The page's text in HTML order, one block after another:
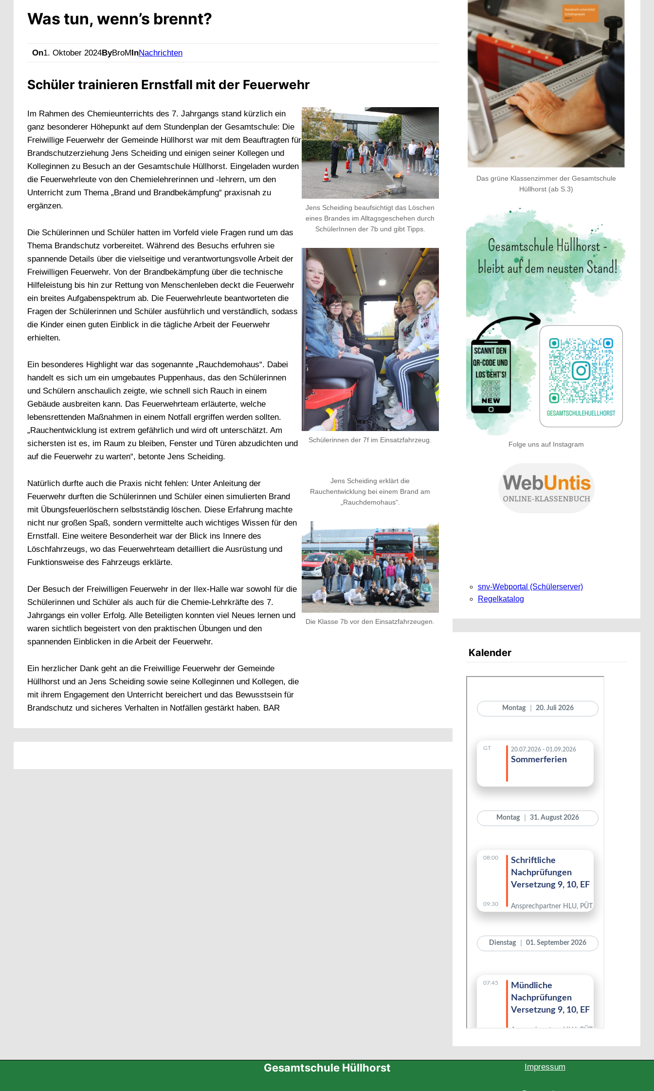
Was tun, wenn’s brennt?
On1. Oktober 2024ByBroM InNachrichten
Schüler trainieren Ernstfall mit der Feuerwehr
Im Rahmen des Chemieunterrichts des 7. Jahrgangs stand kürzlich ein
ganz besonderer Höhepunkt auf dem Stundenplan der Gesamtschule: Die
Freiwillige Feuerwehr der Gemeinde Hüllhorst war mit dem Beauftragten für
Brandschutzerziehung Jens Scheiding und einigen seiner Kollegen und
Kolleginnen zu Besuch an der Gesamtschule Hüllhorst. Eingeladen wurden
die Feuerwehrleute von den Chemielehrerinnen und -lehrern, um den
Unterricht zum Thema „Brand und Brandbekämpfung“ praxisnah zu
ergänzen.
Die Schülerinnen und Schüler hatten im Vorfeld viele Fragen rund um das
Thema Brandschutz vorbereitet. Während des Besuchs erfuhren sie
spannende Details über die vielseitige und verantwortungsvolle Arbeit der
Freiwilligen Feuerwehr. Von der Brandbekämpfung über die technische
Hilfeleistung bis hin zur Rettung von Menschenleben deckt die Feuerwehr
ein breites Aufgabenspektrum ab. Die Feuerwehrleute beantworteten die
Fragen der Schülerinnen und Schüler ausführlich und verständlich, sodass
die Kinder einen guten Einblick in die tägliche Arbeit der Feuerwehr
erhielten.
Ein besonderes Highlight war das sogenannte „Rauchdemohaus“. Dabei
handelt es sich um ein umgebautes Puppenhaus, das den Schülerinnen
und Schülern anschaulich zeigte, wie schnell sich Rauch in einem
Gebäude ausbreiten kann. Das Feuerwehrteam erläuterte, welche
lebensrettenden Maßnahmen in einem Notfall ergriffen werden sollten.
„Rauchentwicklung ist extrem gefährlich und wird oft unterschätzt. Am
sichersten ist es, im Raum zu bleiben, Fenster und Türen abzudichten und
auf die Feuerwehr zu warten“, betonte Jens Scheiding.
Natürlich durfte auch die Praxis nicht fehlen: Unter Anleitung der
Feuerwehr durften die Schülerinnen und Schüler einen simulierten Brand
mit Übungsfeuerlöschern selbstständig löschen. Diese Erfahrung machte
nicht nur großen Spaß, sondern vermittelte auch wichtiges Wissen für den
Ernstfall. Eine weitere Besonderheit war der Blick ins Innere des
Löschfahrzeugs, wo das Feuerwehrteam detailliert die Ausrüstung und
Funktionsweise des Fahrzeugs erklärte.
Der Besuch der Freiwilligen Feuerwehr in der Ilex-Halle war sowohl für die
Schülerinnen und Schüler als auch für die Chemie-Lehrkräfte des 7.
Jahrgangs ein voller Erfolg. Alle Beteiligten konnten viel Neues lernen und
waren sichtlich begeistert von den praktischen Übungen und den
spannenden Einblicken in die Arbeit der Feuerwehr.
Ein herzlicher Dank geht an die Freiwillige Feuerwehr der Gemeinde
Hüllhorst und an Jens Scheiding sowie seine Kolleginnen und Kollegen, die
mit ihrem Engagement den Unterricht bereichert und das Bewusstsein für
Brandschutz und sicheres Verhalten in Notfällen gestärkt haben. BAR
Jens Scheiding beaufsichtigt das Löschen
eines Brandes im Alltagsgeschehen durch
SchülerInnen der 7b und gibt Tipps.
Schülerinnen der 7f im Einsatzfahrzeug.
Jens Scheiding erklärt die
Rauchentwicklung bei einem Brand am
„Rauchdemohaus“.
Die Klasse 7b vor den Einsatzfahrzeugen.
Das grüne Klassenzimmer der Gesamtschule
Hüllhorst (ab S.3)
Folge uns auf Instagram
snv-Webportal (Schülerserver)
Regelkatalog
Kalender
Gesamtschule Hüllhorst Impressum